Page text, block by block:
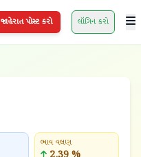
જાહેરાત પોસ્ટ કરો લૉગિન કરો
ભાવ વલણ